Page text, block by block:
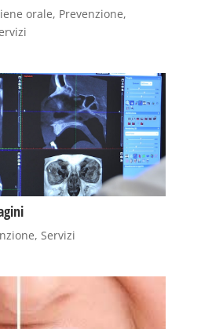
orale, Prevenzione,
, Servizi